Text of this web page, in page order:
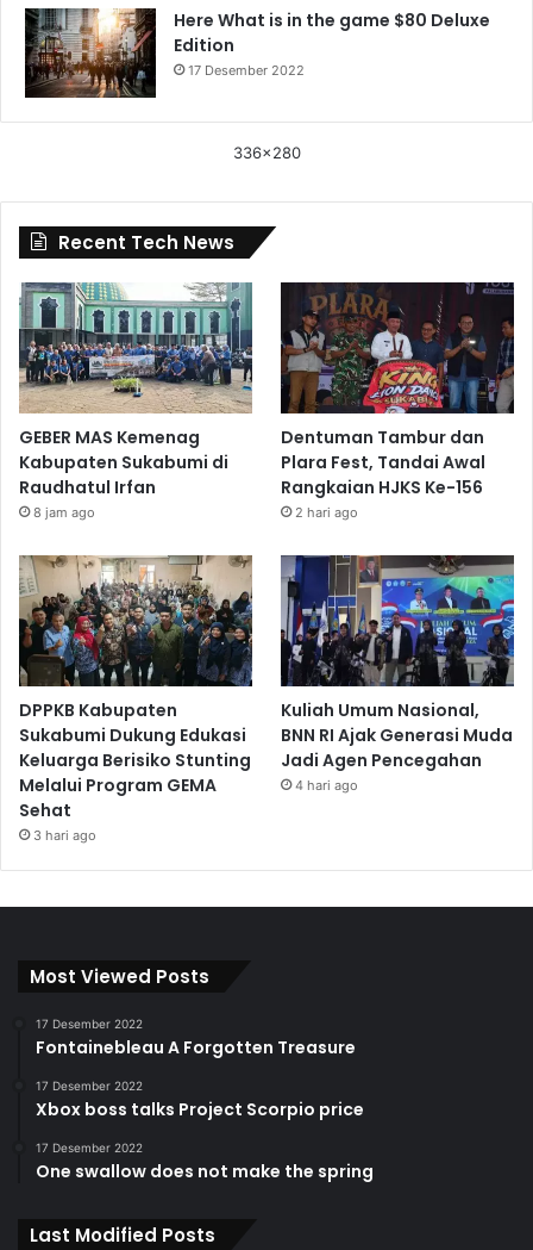
Here What is in the game $80 Deluxe
Edition
17 Desember 2022
336x280
Recent Tech News
GEBER MAS Kemenag
Kabupaten Sukabumi di
Raudhatul Irfan
8 jam ago
Dentuman Tambur dan
Plara Fest, Tandai Awal
Rangkaian HJKS Ke-156
2 hari ago
DPPKB Kabupaten
Sukabumi Dukung Edukasi
Keluarga Berisiko Stunting
Melalui Program GEMA
Sehat
3 hari ago
Kuliah Umum Nasional,
BNN RI Ajak Generasi Muda
Jadi Agen Pencegahan
4 hari ago
Most Viewed Posts
17 Desember 2022
Fontainebleau A Forgotten Treasure
17 Desember 2022
Xbox boss talks Project Scorpio price
17 Desember 2022
One swallow does not make the spring
Last Modified Posts